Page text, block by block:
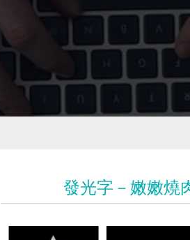
發光字－嫩嫩燒